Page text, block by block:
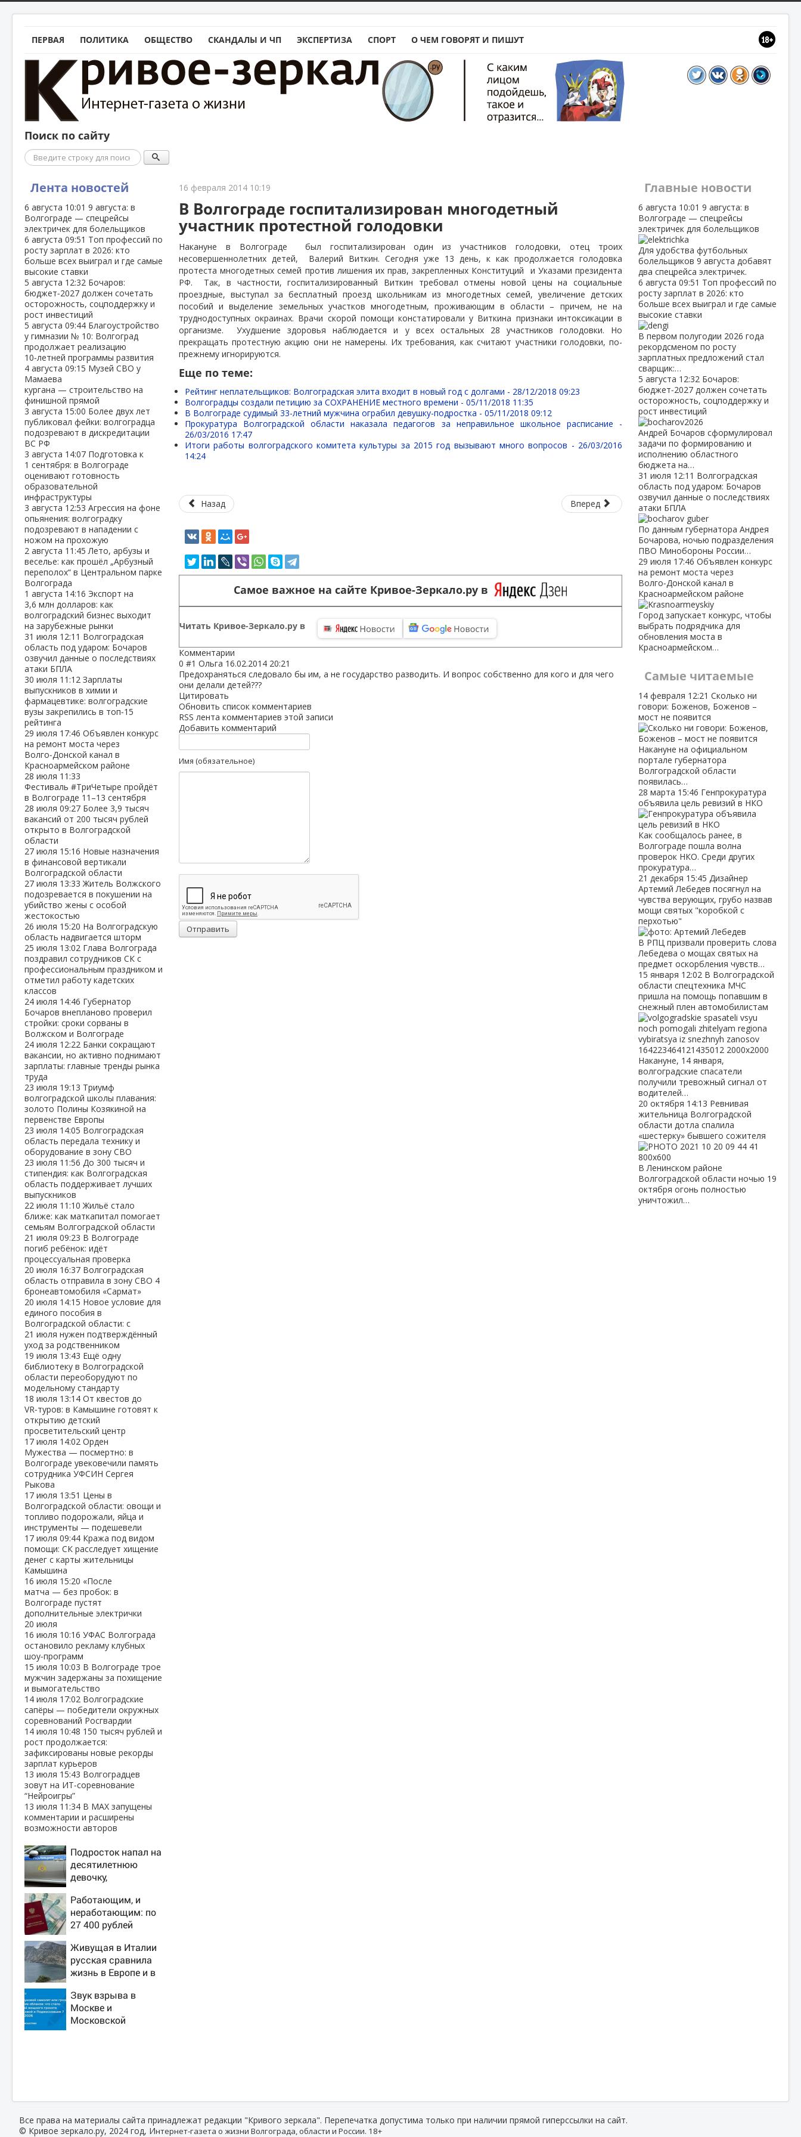
ПЕРВАЯ ПОЛИТИКА ОБЩЕСТВО СКАНДАЛЫ И ЧП ЭКСПЕРТИЗА СПОРТ О ЧЕМ ГОВОРЯТ И ПИШУТ
Поиск по сайту
Поиск
Лента новостей
6 августа 10:01 9 августа: в
Волгограде — спецрейсы
электричек для болельщиков
6 августа 09:51 Топ профессий по
росту зарплат в 2026: кто
больше всех выиграл и где самые
высокие ставки
5 августа 12:32 Бочаров:
бюджет‑2027 должен сочетать
осторожность, соцподдержку и
рост инвестиций
5 августа 09:44 Благоустройство
у гимназии № 10: Волгоград
продолжает реализацию
10‑летней программы развития
4 августа 09:15 Музей СВО у
Мамаева
кургана — строительство на
финишной прямой
3 августа 15:00 Более двух лет
публиковал фейки: волгоградца
подозревают в дискредитации
ВС РФ
3 августа 14:07 Подготовка к
1 сентября: в Волгограде
оценивают готовность
образовательной
инфраструктуры
3 августа 12:53 Агрессия на фоне
опьянения: волгоградку
подозревают в нападении с
ножом на прохожую
2 августа 11:45Лето, арбузы и
веселье: как прошёл „Арбузный
переполох“ в Центральном парке
Волгограда
1 августа 14:16 Экспорт на
3,6 млн долларов: как
волгоградский бизнес выходит
на зарубежные рынки
31 июля 12:11 Волгоградская
область под ударом: Бочаров
озвучил данные о последствиях
атаки БПЛА
30 июля 11:12 Зарплаты
выпускников в химии и
фармацевтике: волгоградские
вузы закрепились в топ‑15
рейтинга
29 июля 17:46 Объявлен конкурс
на ремонт моста через
Волго‑Донской канал в
Красноармейском районе
28 июля 11:33
Фестиваль #ТриЧетыре пройдёт
в Волгограде 11–13 сентября
28 июля 09:27 Более 3,9 тысяч
вакансий от 200 тысяч рублей
открыто в Волгоградской
области
27 июля 15:16 Новые назначения
в финансовой вертикали
Волгоградской области
27 июля 13:33Житель Волжского
подозревается в покушении на
убийство жены с особой
жестокостью
26 июля 15:20 На Волгоградскую
область надвигается шторм
25 июля 13:02 Глава Волгограда
поздравил сотрудников СК с
профессиональным праздником и
отметил работу кадетских
классов
24 июля 14:46 Губернатор
Бочаров внепланово проверил
стройки: сроки сорваны в
Волжском и Волгограде
24 июля 12:22 Банки сокращают
вакансии, но активно поднимают
зарплаты: главные тренды рынка
труда
23 июля 19:13 Триумф
волгоградской школы плавания:
золото Полины Козякиной на
первенстве Европы
23 июля 14:05 Волгоградская
область передала технику и
оборудование в зону СВО
23 июля 11:56 До 300 тысяч и
стипендия: как Волгоградская
область поддерживает лучших
выпускников
22 июля 11:10Жильё стало
ближе: как маткапитал помогает
семьям Волгоградской области
21 июля 09:23 В Волгограде
погиб ребёнок: идёт
процессуальная проверка
20 июля 16:37 Волгоградская
область отправила в зону СВО 4
бронеавтомобиля «Сармат»
20 июля 14:15 Новое условие для
единого пособия в
Волгоградской области: с
21 июля нужен подтверждённый
уход за родственником
19 июля 13:43 Ещё одну
библиотеку в Волгоградской
области переоборудуют по
модельному стандарту
18 июля 13:14 От квестов до
VR‑туров: в Камышине готовят к
открытию детский
просветительский центр
17 июля 14:02 Орден
Мужества — посмертно: в
Волгограде увековечили память
сотрудника УФСИН Сергея
Рыкова
17 июля 13:51 Цены в
Волгоградской области: овощи и
топливо подорожали, яйца и
инструменты — подешевели
17 июля 09:44 Кража под видом
помощи: СК расследует хищение
денег с карты жительницы
Камышина
16 июля 15:20 «После
матча — без пробок: в
Волгограде пустят
дополнительные электрички
20 июля
16 июля 10:16 УФАС Волгограда
остановило рекламу клубных
шоу‑программ
15 июля 10:03 В Волгограде трое
мужчин задержаны за похищение
и вымогательство
14 июля 17:02 Волгоградские
сапёры — победители окружных
соревнований Росгвардии
14 июля 10:48 150 тысяч рублей и
рост продолжается:
зафиксированы новые рекорды
зарплат курьеров
13 июля 15:43 Волгоградцев
зовут на ИТ‑соревнование
“Нейроигры”
13 июля 11:34 В МАХ запущены
комментарии и расширены
возможности авторов
Подросток напал на
десятилетнюю
девочку,
квартиру
Работающим, и
неработающим: по
27 400 рублей
в сентябре -
PrimaMedia.ru
Живущая в Италии
русская сравнила
жизнь в Европе и в
Звук взрыва в
Москве и
Московской
16 февраля 2014 10:19
В Волгограде госпитализирован многодетный
участник протестной голодовки
Накануне в Волгограде
был госпитализирован один из участников голодовки, отец троих
несовершеннолетних детей,
Валерий Виткин. Сегодня уже 13 день, к как продолжается голодовка
протеста многодетных семей против лишения их прав, закрепленных Конституций
и Указами президента
РФ.
Так, в частности, госпитализированный Виткин требовал отмены новой цены на социальные
проездные, выступал за бесплатный проезд школьникам из многодетных семей, увеличение детских
пособий и выделение земельных участков многодетным, проживающим в области – причем, не на
труднодоступных окраинах. Врачи скорой помощи констатировали у Виткина признаки интоксикации в
организме.
Ухудшение здоровья наблюдается и у всех остальных 28 участников голодовки. Но
прекращать протестную акцию они не намерены. Их требования, как считают участники голодовки, по-
прежнему игнорируются.
Еще по теме:
Рейтинг неплательщиков: Волгоградская элита входит в новый год с долгами - 28/12/2018 09:23
Волгоградцы создали петицию за СОХРАНЕНИЕ местного времени -05/11/2018 11:35
В Волгограде судимый 33-летний мужчина ограбил девушку-подростка -05/11/2018 09:12
Прокуратура Волгоградской области наказала педагогов за неправильное школьное расписание -
26/03/2016 17:47
Итоги работы волгоградского комитета культуры за 2015 год вызывают много вопросов - 26/03/2016
14:24
Назад Вперед
Самое важное на сайте Кривое-Зеркало.ру в
Читать Кривое-Зеркало.ру в
Комментарии
0 #1 Ольга 16.02.2014 20:21
Предохраняться следовало бы им, а не государство разводить. И вопрос собственно для кого и для чего
они делали детей???
Цитировать
Обновить список комментариев
RSS лента комментариев этой записи
Добавить комментарий
Имя (обязательное)
Отправить
Главные новости
6 августа 10:01 9 августа: в
Волгограде — спецрейсы
электричек для болельщиков
Для удобства футбольных
болельщиков 9 августа добавят
два спецрейса электричек.
6 августа 09:51 Топ профессий по
росту зарплат в 2026: кто
больше всех выиграл и где самые
высокие ставки
В первом полугодии 2026 года
рекордсменом по росту
зарплатных предложений стал
сварщик:…
5 августа 12:32 Бочаров:
бюджет‑2027 должен сочетать
осторожность, соцподдержку и
рост инвестиций
Андрей Бочаров сформулировал
задачи по формированию и
исполнению областного
бюджета на…
31 июля 12:11 Волгоградская
область под ударом: Бочаров
озвучил данные о последствиях
атаки БПЛА
По данным губернатора Андрея
Бочарова, ночью подразделения
ПВО Минобороны России…
29 июля 17:46 Объявлен конкурс
на ремонт моста через
Волго‑Донской канал в
Красноармейском районе
Город запускает конкурс, чтобы
выбрать подрядчика для
обновления моста в
Красноармейском…
Самые читаемые
14 февраля 12:21 Сколько ни
говори: Боженов, Боженов –
мост не появится
Накануне на официальном
портале губернатора
Волгоградской области
появилась…
28 марта 15:46 Генпрокуратура
объявила цель ревизий в НКО
Как сообщалось ранее, в
Волгограде пошла волна
проверок НКО. Среди других
прокуратура…
21 декабря 15:45 Дизайнер
Артемий Лебедев посягнул на
чувства верующих, грубо назвав
мощи святых "коробкой с
перхотью"
В РПЦ призвали проверить слова
Лебедева о мощах святых на
предмет оскорбления чувств…
15 января 12:02 В Волгоградской
области спецтехника МЧС
пришла на помощь попавшим в
снежный плен автомобилистам
Накануне, 14 января,
волгоградские спасатели
получили тревожный сигнал от
водителей…
20 октября 14:13 Ревнивая
жительница Волгоградской
области дотла спалила
«шестерку» бывшего сожителя
В Ленинском районе
Волгоградской области ночью 19
октября огонь полностью
уничтожил…
Все права на материалы сайта принадлежат редакции "Кривого зеркала". Перепечатка допустима только при наличии прямой гиперссылки на сайт.
© Кривое зеркало.ру, 2024 год, Интернет-газета о жизни Волгограда, области и России. 18+